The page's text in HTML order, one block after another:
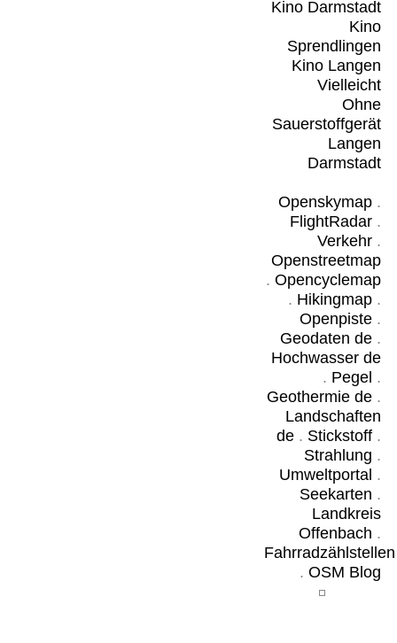
Kino Darmstadt
Kino
Sprendlingen
Kino Langen
Vielleicht
Ohne
Sauerstoffgerät
Langen
Darmstadt
Openskymap.
FlightRadar.
Verkehr.
Openstreetmap
. Opencyclemap
. Hikingmap.
Openpiste.
Geodaten de.
Hochwasser de
. Pegel .
Geothermie de.
Landschaften
de. Stickstoff.
Strahlung .
Umweltportal .
Seekarten .
Landkreis
Offenbach .
Fahrradzählstellen
. OSM Blog